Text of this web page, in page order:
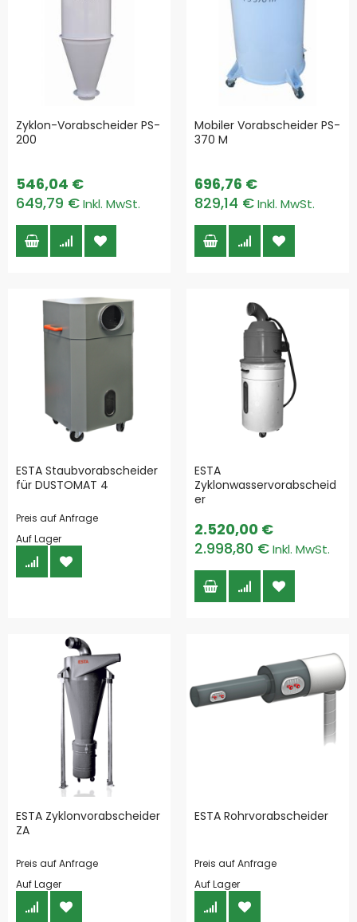
Zyklon-Vorabscheider PS-
200
649,79 €
546,04 €
Mobiler Vorabscheider PS-
370 M
829,14 €
696,76 €
ESTA Staubvorabscheider
für DUSTOMAT 4
Preis auf Anfrage
Auf Lager
ESTA
Zyklonwasservorabscheid
er
2.998,80 €
2.520,00 €
ESTA Zyklonvorabscheider
ZA
Preis auf Anfrage
Auf Lager
ESTA Rohrvorabscheider
Preis auf Anfrage
Auf Lager